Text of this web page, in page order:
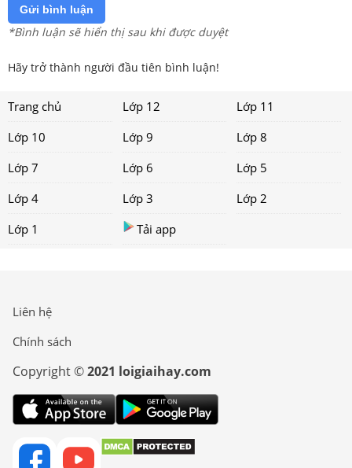
Gửi bình luận
*Bình luận sẽ hiển thị sau khi được duyệt
Hãy trở thành người đầu tiên bình luận!
Trang chủ Lớp 12
Lớp 11
Lớp 10
Lớp 9
Lớp 8
Lớp 7
Lớp 6
Lớp 5
Lớp 4
Lớp 3
Lớp 2
Lớp 1
Tải app
Liên hệ
Chính sách
Copyright ©2021 loigiaihay.com